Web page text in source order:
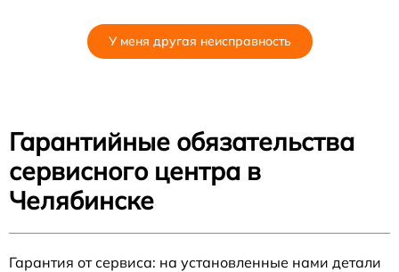
У меня другая неисправность
Гарантийные обязательства
сервисного центра в
Челябинске
Гарантия от сервиса: на установленные нами детали